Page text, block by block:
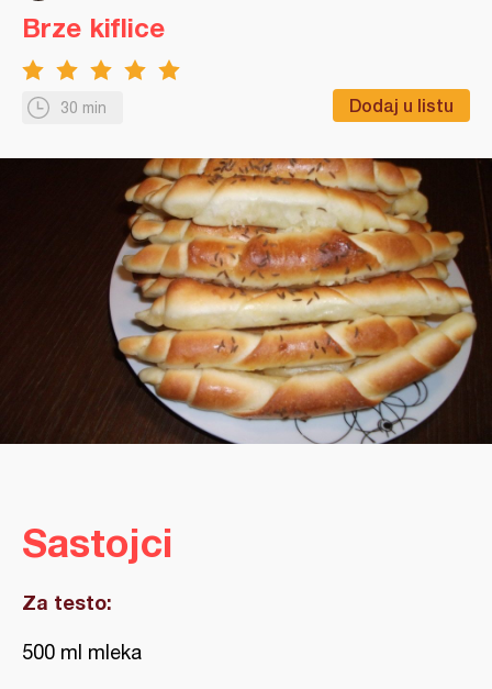
30 min Dodaj u listu
Brze kiflice
Sastojci
Za testo:
500 ml mleka